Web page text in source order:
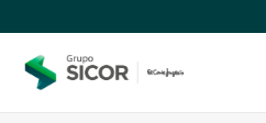
al
contingut